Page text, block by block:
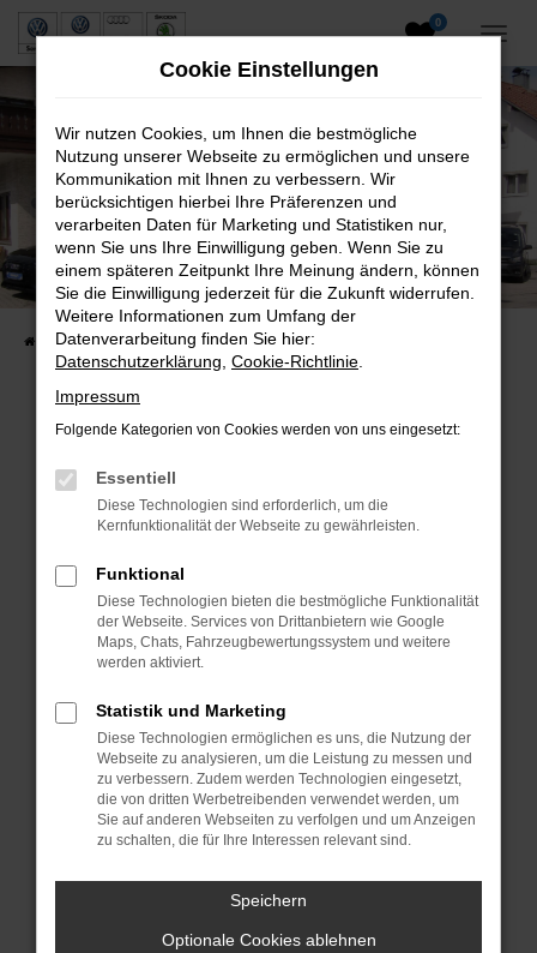
Zum
0
Neuwagen und Gebrauchtwagen
VW, VW Nutzfahrzeuge, Audi & Skoda
Startseite Fahrzeuge Fahrzeugsuche
Beim Laden ist ein Fehler aufgetreten.
Hier sind ein paar Tipps, die dir helfen können:
Überprüfe deine Firewall und deine
Internetverbindung.
Laden andere Webseiten, zum Beispiel deine
Suchmaschine?
Manche Erweiterungen, wie Werbeblocker,
können das Laden bestimmter Seiten
verhindern. Funktioniert die Seite in einem
anderen Browser oder in einem privaten
Fenster?
Starte dein Gerät neu.
Das kann manchmal helfen, vorübergehende
Probleme zu beheben.
Stelle sicher, dass dein Browser und dein
Cookie Einstellungen
Wir nutzen Cookies, um Ihnen die bestmögliche
Nutzung unserer Webseite zu ermöglichen und unsere
Kommunikation mit Ihnen zu verbessern. Wir
berücksichtigen hierbei Ihre Präferenzen und
verarbeiten Daten für Marketing und Statistiken nur,
wenn Sie uns Ihre Einwilligung geben. Wenn Sie zu
einem späteren Zeitpunkt Ihre Meinung ändern, können
Sie die Einwilligung jederzeit für die Zukunft widerrufen.
Weitere Informationen zum Umfang der
Datenverarbeitung finden Sie hier:
Datenschutzerklärung Cookie-Richtlinie
Impressum
Folgende Kategorien von Cookies werden von uns eingesetzt:
Essentiell
Diese Technologien sind erforderlich, um die
Kernfunktionalität der Webseite zu gewährleisten.
Funktional
Diese Technologien bieten die bestmögliche Funktionalität
der Webseite. Services von Drittanbietern wie Google
Maps, Chats, Fahrzeugbewertungssystem und weitere
werden aktiviert.
Statistik und Marketing
Diese Technologien ermöglichen es uns, die Nutzung der
Webseite zu analysieren, um die Leistung zu messen und
zu verbessern. Zudem werden Technologien eingesetzt,
die von dritten Werbetreibenden verwendet werden, um
Sie auf anderen Webseiten zu verfolgen und um Anzeigen
zu schalten, die für Ihre Interessen relevant sind.
Speichern
Optionale Cookies ablehnen